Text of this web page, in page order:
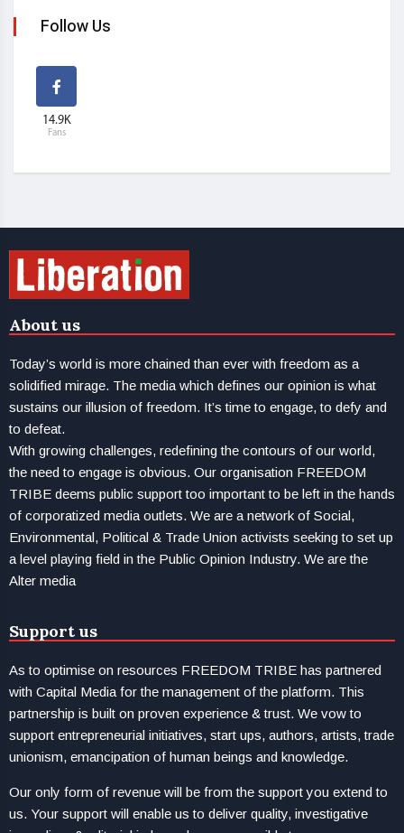
Follow Us
14.9K
Fans
About us
Today’s world is more chained than ever with freedom as a
solidified mirage. The media which defines our opinion is what
sustains our illusion of freedom. It’s time to engage, to defy and
to defeat.
With growing challenges, redefining the contours of our world,
the need to engage is obvious. Our organisation FREEDOM
TRIBE deems public support too important to be left in the hands
of corporatized media outlets. We are a network of Social,
Environmental, Political & Trade Union activists seeking to set up
a level playing field in the Public Opinion Industry. We are the
Alter media
Support us
As to optimise on resources FREEDOM TRIBE has partnered
with Capital Media for the management of the platform. This
partnership is built on proven experience & trust. We vow to
support entrepreneurial initiatives, start ups, authors, artists, trade
unionism, emancipation of human beings and knowledge.
Our only form of revenue will be from the support you extend to
us. Your support will enable us to deliver quality, investigative